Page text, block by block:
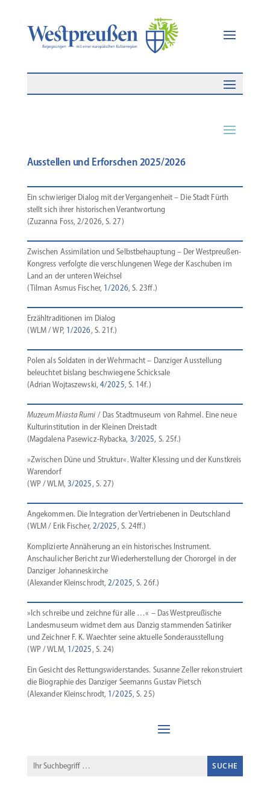
Ausstellen und Erforschen 2025/2026
Ein schwie­riger Dialog mit der Vergan­genheit – Die Stadt Fürth
stellt sich ihrer histo­ri­schen Verant­wortung
(Zuzanna Foss, 2/2026, S. 27)
Zwischen Assimi­lation und Selbst­be­hauptung – Der Westpreußen-
Kongress verfolgte die verschlun­genen Wege der Kaschuben im
Land an der unteren Weichsel
(Tilman Asmus Fischer, 1/2026, S. 23ff.)
Erzähl­tra­di­tionen im Dialog
(WLM / WP, 1/2026, S. 21f.)
Polen als Soldaten in der Wehrmacht – Danziger Ausstellung
beleuchtet bislang beschwiegene Schicksale
(Adrian Wojta­szewski, 4/2025, S. 14f.)
Muzeum Miasta Rumi / Das Stadt­museum von Rahmel. Eine neue
Kultur­in­sti­tution in der Kleinen Dreistadt
(Magdalena Pasewicz-Rybacka, 3/2025, S. 25f.)
»Zwischen Düne und Struktur«. Walter Klessing und der Kunst­kreis
Warendorf
(WP / WLM, 3/2025, S. 27)
Angekommen. Die Integration der Vertrie­benen in Deutschland
(WLM / Erik Fischer, 2/2025, S. 24ff.)
Kompli­zierte Annäherung an ein histo­ri­sches Instrument.
Anschau­licher Bericht zur Wieder­her­stellung der Chororgel in der
Danziger Johan­nes­kirche
(Alexander Klein­schrodt,2/2025, S. 26f.)
»Ich schreibe und zeichne für alle …« – Das Westpreu­ßische
Landes­museum widmet dem aus Danzig stammenden Satiriker
und Zeichner F. K. Waechter seine aktuelle Sonder­aus­stellung
(WP / WLM, 1/2025, S. 24)
Ein Gesicht des Rettungs­wi­der­standes. Susanne Zeller rekon­struiert
die Biographie des Danziger Seemanns Gustav Pietsch
(Alexander Klein­schrodt, 1/2025, S. 25)